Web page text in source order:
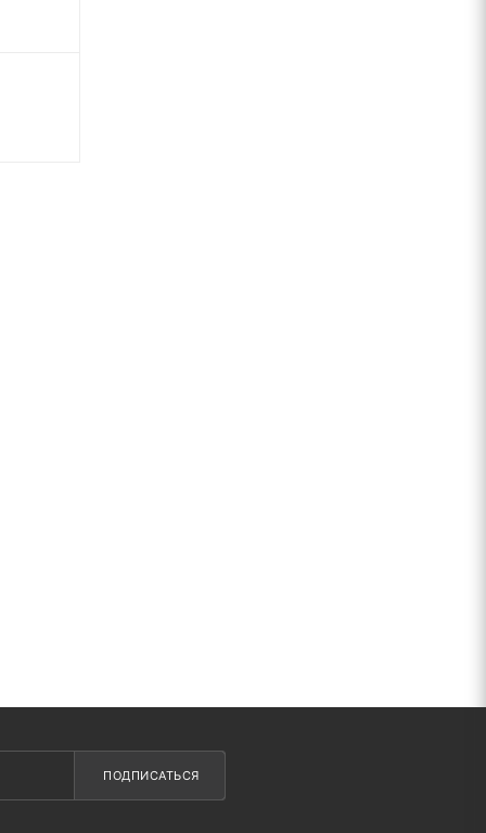
ПОДПИСАТЬСЯ